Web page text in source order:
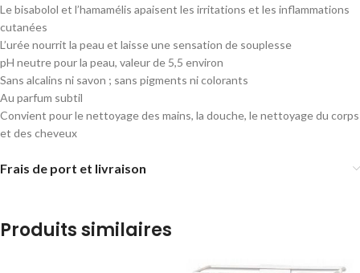
Le bisabolol et l’hamamélis apaisent les irritations et les inflammations
cutanées
L’urée nourrit la peau et laisse une sensation de souplesse
pH neutre pour la peau, valeur de 5,5 environ
Sans alcalins ni savon ; sans pigments ni colorants
Au parfum subtil
Convient pour le nettoyage des mains, la douche, le nettoyage du corps
et des cheveux
Frais de port et livraison
Produits similaires